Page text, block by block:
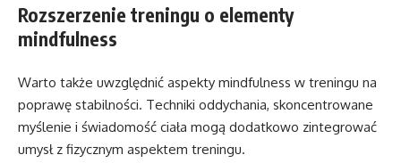
Rozszerzenie treningu o elementy
mindfulness
Warto także uwzględnić aspekty mindfulness w treningu na
poprawę stabilności. Techniki oddychania, skoncentrowane
myślenie i świadomość ciała mogą dodatkowo zintegrować
umysł z fizycznym aspektem treningu.